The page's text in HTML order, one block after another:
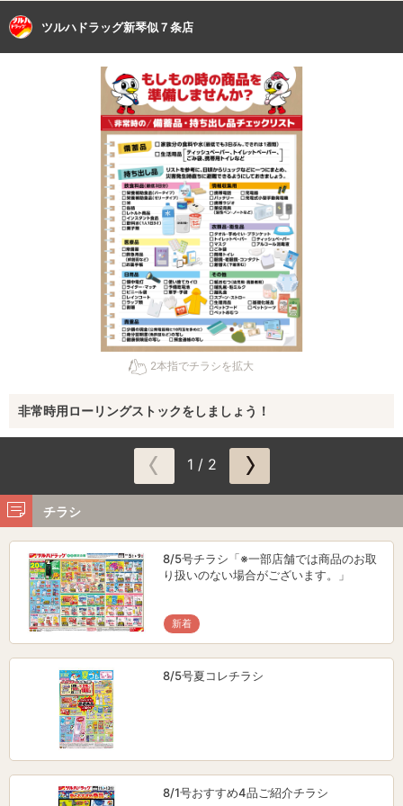
ツルハドラッグ新琴似７条店
2本指でチラシを拡大
非常時用ローリングストックをしましょう！
1 / 2
チラシ
8/5号チラシ「※一部店舗では商品のお取
り扱いのない場合がございます。」
新着
8/5号夏コレチラシ
8/1号おすすめ4品ご紹介チラシ